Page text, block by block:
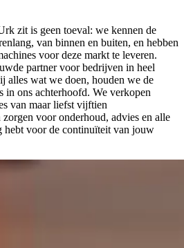
zit is geen toeval: we kennen de
van binnen en buiten, en hebben
voor deze markt te leveren.
partner voor bedrijven in heel
alles wat we doen, houden we de
in ons achterhoofd. We verkopen
van maar liefst vijftien
zorgen voor onderhoud, advies en alle
hebt voor de continuïteit van jouw